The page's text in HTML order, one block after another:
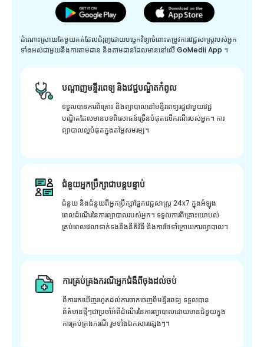
ដំណោះស្រាយតែមួយគត់ដែលជំរុញដោយបច្ចេកវិទ្យាចំពោះតម្រូវការវេជ្ជសាស្រ្តរបស់អ្នក
ទាំងអស់ជាមួយនឹងការតាមដាន និងតាមដានដែលមាននៅលើ GoMedii App ។
បណ្តាញមន្ទីរពេទ្យ និងវេជ្ជបណ្ឌិតកំពូល
ទទួលបានការពិគ្រោះ និងព្យាបាលនៅមន្ទីរពេទ្យរដ្ឋជាមួយវេជ្ជ
បណ្ឌិតដែលមានបទពិសោធន៍ច្រើនបំផុតលើករណីរបស់អ្នក។ ការ
ព្យាបាលល្អបំផុតក្នុងតម្លៃសមរម្យ។
ជំនួយអ្នកប្រឹក្សាជាបន្តបន្ទាប់
ជំនួយ និងជំនួយពីអ្នកប្រឹក្សាផ្នែកវេជ្ជសាស្រ្ត 24x7 ក្នុងអំឡុង
ពេលដំណើរនៃការព្យាបាលរបស់អ្នក។ ទទួលការពិគ្រោះយោបល់
គ្រប់ពេលវេលាទាក់ទងនឹងនីតិវិធី និងការថែទាំក្រោយការព្យាបាល។
ការគ្រប់គ្រងករណីអ្នកជំងឺពីចុងដល់ចប់
ពីការរកឃើញរហូតដល់ការចាកចេញពីមន្ទីរពេទ្យ ទទួលបាន
ព័ត៌មានថ្មីៗជាប្រចាំអំពីដំណើរនៃការព្យាបាលដោយមានជំនួយក្នុង
ការគ្រប់គ្រងករណី រួមទាំងឯកសារផ្សេងៗ។